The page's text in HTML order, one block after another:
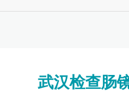
武汉检查肠